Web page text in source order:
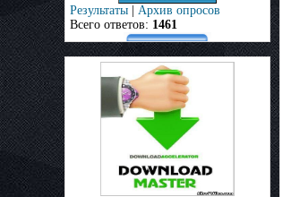
Результаты | Архив опросов
Всего ответов: 1461